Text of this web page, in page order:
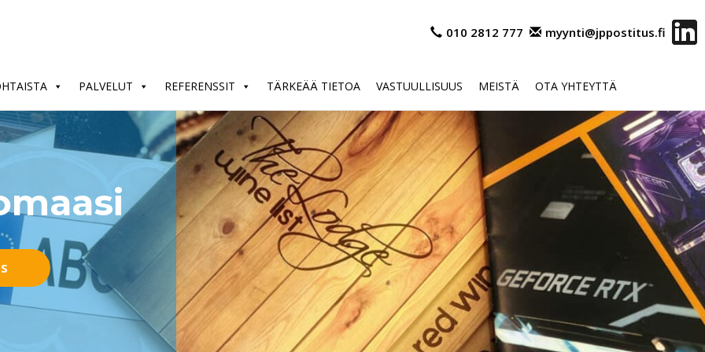
010 2812 777 myynti@jppostitus.fi
PALVELUT REFERENSSIT TÄRKEÄÄ TIETOA VASTUULLISUUS MEISTÄ OTA YHTEYTTÄ